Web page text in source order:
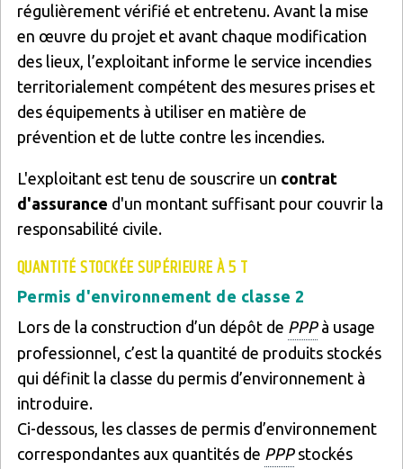
régulièrement vérifié et entretenu. Avant la mise
en œuvre du projet et avant chaque modification
des lieux, l’exploitant informe le service incendies
territorialement compétent des mesures prises et
des équipements à utiliser en matière de
prévention et de lutte contre les incendies.
L'exploitant est tenu de souscrire un contrat
d'assurance d'un montant suffisant pour couvrir la
responsabilité civile.
QUANTITÉ STOCKÉE SUPÉRIEURE À 5 T
Permis d'environnement de classe 2
Lors de la construction d’un dépôt de PPPà usage
professionnel, c’est la quantité de produits stockés
qui définit la classe du permis d’environnement à
introduire.
Ci-dessous, les classes de permis d’environnement
correspondantes aux quantités de PPPstockés